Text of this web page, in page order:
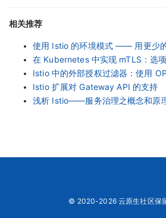
相关推荐
使用 Istio 的环境模式 —— 用更少的
在 Kubernetes 中实现 mTLS：选
Istio 中的外部授权过滤器：使用
Istio 扩展对 Gateway API 的支持
浅析 Istio——服务治理之概念和原
© 2020-2026 云原生社区保